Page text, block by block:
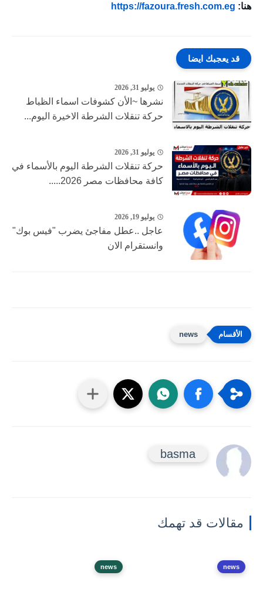
هنا: https://fazoura.fresh.com.eg
قد يعجبك ايضا
يوليو 31, 2026
نشرها ~الأن كشوفات اسماء الظباط
حركة تنقلات الشرطة الاخيرة اليوم...
يوليو 31, 2026
حركة تنقلات الشرطة اليوم بالأسماء في
كافة محافظات مصر 2026.....
يوليو 19, 2026
عاجل ..عطل مفاجئ يضرب "فيس بوك"
وانستقرام الان
news
basma
مقالات قد تهمك
news
news